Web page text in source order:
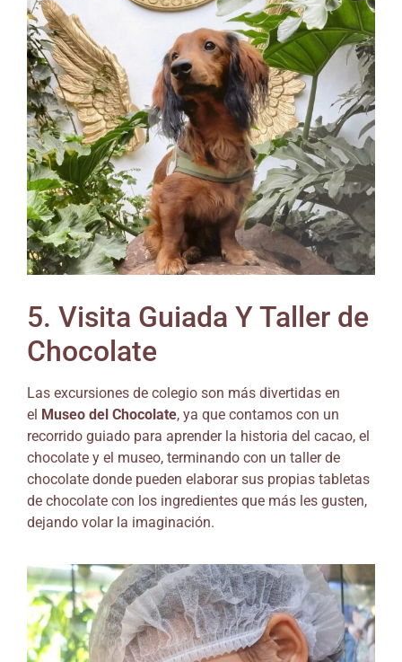
5. Visita Guiada Y Taller de
Chocolate
Las excursiones de colegio son más divertidas en
el Museo del Chocolate, ya que contamos con un
recorrido guiado para aprender la historia del cacao, el
chocolate y el museo, terminando con un taller de
chocolate donde pueden elaborar sus propias tabletas
de chocolate con los ingredientes que más les gusten,
dejando volar la imaginación.